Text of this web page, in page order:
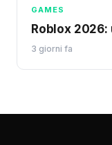
GAMES
Roblox
3 giorni fa